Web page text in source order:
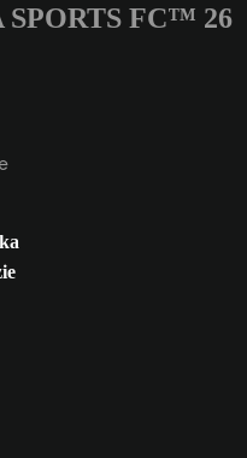
o numeri.
SPORTS FC™ 26